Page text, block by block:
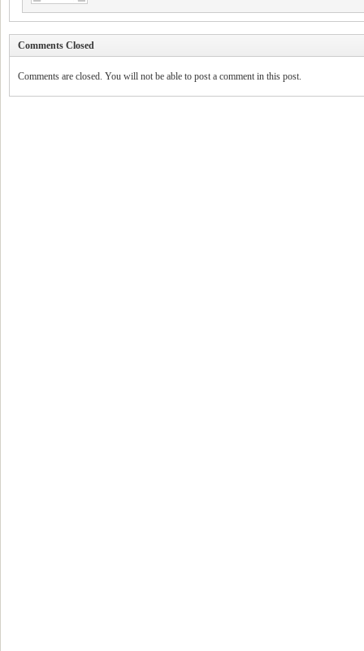
Comments Closed
Comments are closed. You will not be able to post a comment in this post.